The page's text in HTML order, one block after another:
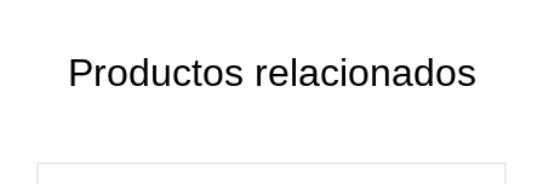
Productos relacionados